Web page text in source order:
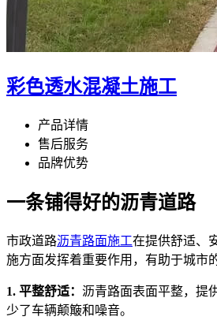
彩色透水混凝土施工
产品详情
售后服务
品牌优势
一条铺得好的沥青道路
市政道路沥青路面施工在提供舒适、
施方面发挥着重要作用，有助于城市
1. 平整舒适： 沥青路面表面平整，提
少了车辆颠簸和噪音。